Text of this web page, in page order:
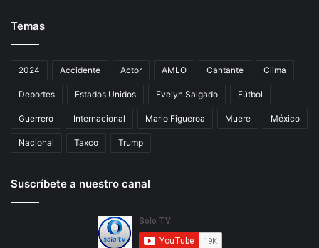
Temas
2024 Accidente Actor AMLO Cantante Clima
Deportes Estados Unidos Evelyn Salgado Fútbol
Guerrero Internacional Mario Figueroa Muere México
Nacional Taxco Trump
Suscríbete a nuestro canal